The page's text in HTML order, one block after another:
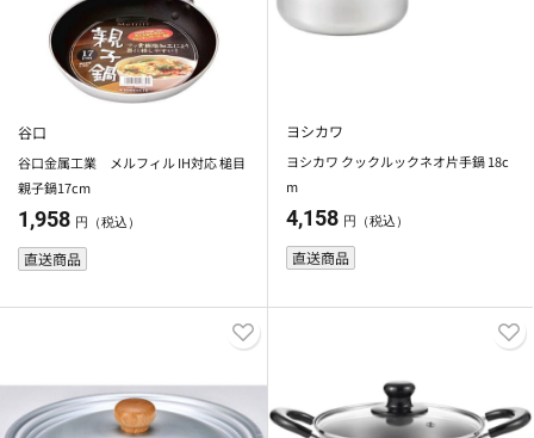
谷口
谷口金属工業 メルフィル IH対応 槌目
親子鍋17cm
1,958 円（税込）
直送商品
ヨシカワ
ヨシカワ クックルックネオ片手鍋 18c
m
4,158 円（税込）
直送商品